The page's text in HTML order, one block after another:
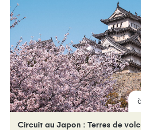
Circuit au Japon : Terres de